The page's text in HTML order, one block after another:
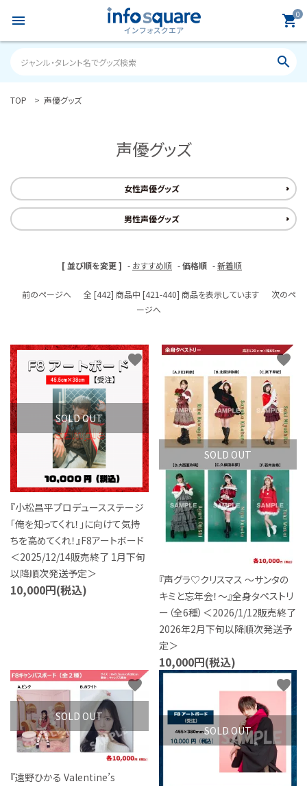
menu 0
shopping_cart
search
meeting_room ログイン person 新規会員登録
声優写真集・フォトブック
声優グッズ
グラビア
アイドル・タレント
ヒーロー文庫
ロト・ナンバーズ書籍・グッズ
ご利用ガイド
プライバシーポリシー
TOP 声優グッズ
声優グッズ
女性声優グッズ
男性声優グッズ
[ 並び順を変更 ] - おすすめ順 -価格順 -新着順
前のページへ 全 [442] 商品中 [421-440] 商品を表示しています
次のペ
ージへ
SOLD OUT
『小松昌平プロデュースステージ
「俺を知ってくれ！」に向けて気持
ちを高めてくれ！』F8アートボード
＜2025/12/14販売終了 1月下旬
以降順次発送予定＞
10,000円(税込)
favorite
SOLD OUT
『声グラ♡クリスマス ～サンタの
キミと忘年会！～』全身タペストリ
ー（全6種）＜2026/1/12販売終了
2026年2月下旬以降順次発送予
定＞
10,000円(税込)
favorite
SOLD OUT
『遠野ひかる Valentine’s
favorite
SOLD OUT
favorite